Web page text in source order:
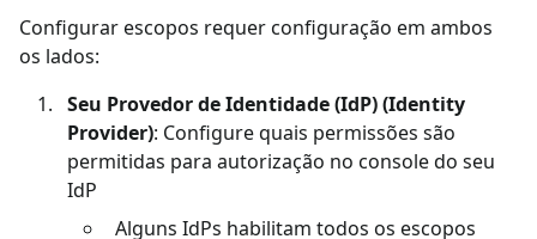
Configurar escopos requer configuração em ambos
os lados:
Seu Provedor de Identidade (IdP) (Identity
Provider): Configure quais permissões são
permitidas para autorização no console do seu
IdP
Alguns IdPs habilitam todos os escopos